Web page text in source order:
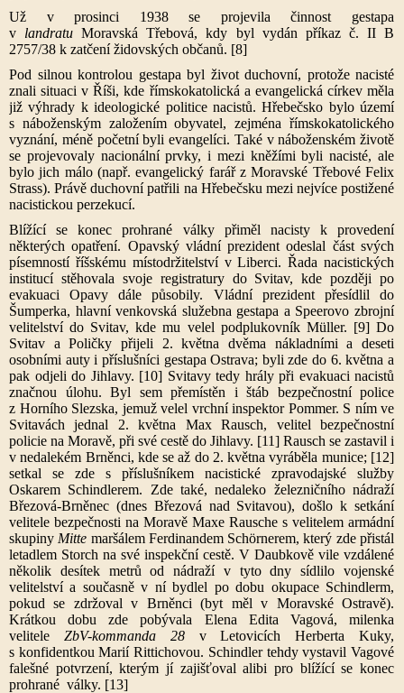
Už v prosinci 1938 se projevila činnost gestapa
v landratu Moravská Třebová, kdy byl vydán příkaz č. II B
2757/38 k zatčení židovských občanů. [8]
Pod silnou kontrolou gestapa byl život duchovní, protože nacisté
znali situaci v Říši, kde římskokatolická a evangelická církev měla
již výhrady k ideologické politice nacistů. Hřebečsko bylo území
s náboženským založením obyvatel, zejména římskokatolického
vyznání, méně početní byli evangelíci. Také v náboženském životě
se projevovaly nacionální prvky, i mezi kněžími byli nacisté, ale
bylo jich málo (např. evangelický farář z Moravské Třebové Felix
Strass). Právě duchovní patřili na Hřebečsku mezi nejvíce postižené
nacistickou perzekucí.
Blížící se konec prohrané války přiměl nacisty k provedení
některých opatření. Opavský vládní prezident odeslal část svých
písemností říšskému místodržitelství v Liberci. Řada nacistických
institucí stěhovala svoje registratury do Svitav, kde později po
evakuaci Opavy dále působily. Vládní prezident přesídlil do
Šumperka, hlavní venkovská služebna gestapa a Speerovo zbrojní
velitelství do Svitav, kde mu velel podplukovník Müller. [9] Do
Svitav a Poličky přijeli 2. května dvěma nákladními a deseti
osobními auty i příslušníci gestapa Ostrava; byli zde do 6. května a
pak odjeli do Jihlavy. [10] Svitavy tedy hrály při evakuaci nacistů
značnou úlohu. Byl sem přemístěn i štáb bezpečnostní police
z Horního Slezska, jemuž velel vrchní inspektor Pommer. S ním ve
Svitavách jednal 2. května Max Rausch, velitel bezpečnostní
policie na Moravě, při své cestě do Jihlavy. [11] Rausch se zastavil i
v nedalekém Brněnci, kde se až do 2. května vyráběla munice; [12]
setkal se zde s příslušníkem nacistické zpravodajské služby
Oskarem Schindlerem. Zde také, nedaleko železničního nádraží
Březová-Brněnec (dnes Březová nad Svitavou), došlo k setkání
velitele bezpečnosti na Moravě Maxe Rausche s velitelem armádní
skupiny Mitte maršálem Ferdinandem Schörnerem, který zde přistál
letadlem Storch na své inspekční cestě. V Daubkově vile vzdálené
několik desítek metrů od nádraží v tyto dny sídlilo vojenské
velitelství a současně v ní bydlel po dobu okupace Schindlerm,
pokud se zdržoval v Brněnci (byt měl v Moravské Ostravě).
Krátkou dobu zde pobývala Elena Edita Vagová, milenka
velitele ZbV-kommanda 28v Letovicích Herberta Kuky,
s konfidentkou Marií Rittichovou. Schindler tehdy vystavil Vagové
falešné potvrzení, kterým jí zajišťoval alibi pro blížící se konec
prohrané války. [13]